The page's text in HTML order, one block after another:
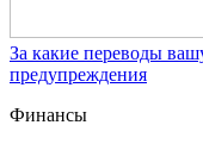
За какие переводы
предупреждения
Финансы